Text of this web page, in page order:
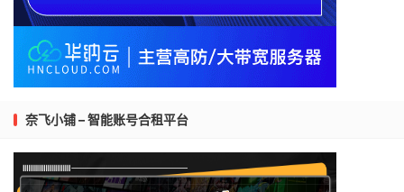
奈飞小铺 – 智能账号合租平台